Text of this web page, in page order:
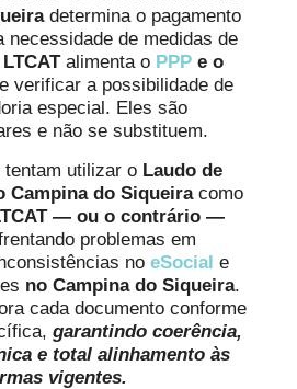
determina o pagamento
necessidade de medidas de
LTCATalimenta o PPP e o
verificar a possibilidade de
especial. Eles são
e não se substituem.
tentam utilizar o Laudo de
Campina do Siqueiracomo
— ou o contrário —
problemas em
no eSocial e
no Campina do Siqueira.
cada documento conforme
garantindo coerência,
e total alinhamento às
vigentes.